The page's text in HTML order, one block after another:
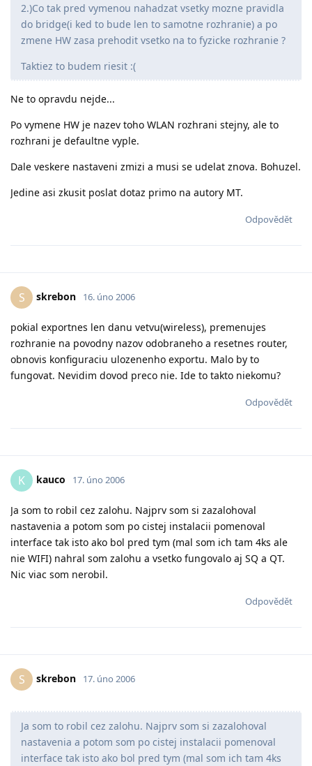
2.)Co tak pred vymenou nahadzat vsetky mozne pravidla
do bridge(i ked to bude len to samotne rozhranie) a po
zmene HW zasa prehodit vsetko na to fyzicke rozhranie ?
Taktiez to budem riesit :(
Ne to opravdu nejde...
Po vymene HW je nazev toho WLAN rozhrani stejny, ale to
rozhrani je defaultne vyple.
Dale veskere nastaveni zmizi a musi se udelat znova. Bohuzel.
Jedine asi zkusit poslat dotaz primo na autory MT.
Odpovědět
S skrebon 16. úno 2006
pokial exportnes len danu vetvu(wireless), premenujes
rozhranie na povodny nazov odobraneho a resetnes router,
obnovis konfiguraciu ulozenenho exportu. Malo by to
fungovat. Nevidim dovod preco nie. Ide to takto niekomu?
Odpovědět
K kauco 17. úno 2006
Ja som to robil cez zalohu. Najprv som si zazalohoval
nastavenia a potom som po cistej instalacii pomenoval
interface tak isto ako bol pred tym (mal som ich tam 4ks ale
nie WIFI) nahral som zalohu a vsetko fungovalo aj SQ a QT.
Nic viac som nerobil.
Odpovědět
S skrebon 17. úno 2006
Ja som to robil cez zalohu. Najprv som si zazalohoval
nastavenia a potom som po cistej instalacii pomenoval
interface tak isto ako bol pred tym (mal som ich tam 4ks